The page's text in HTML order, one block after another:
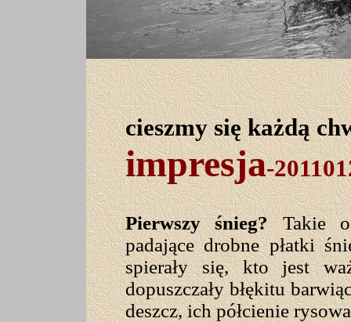
cieszmy się każdą
impresja-
Pierwszy śnieg?Takie
padające drobne płatki
spierały się, kto jest
dopuszczały błękitu
deszcz, ich półcienie